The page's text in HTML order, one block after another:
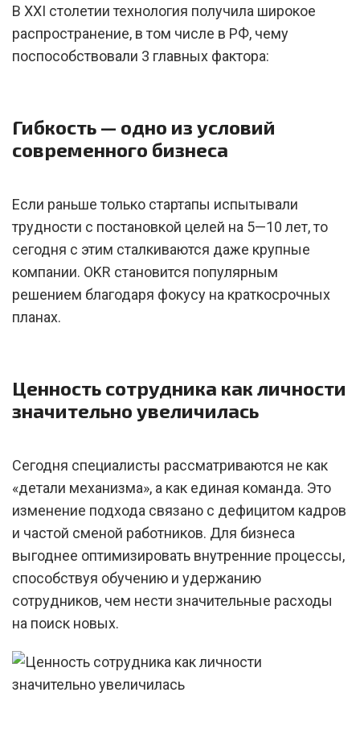
В XXI столетии технология получила широкое
распространение, в том числе в РФ, чему
поспособствовали 3 главных фактора:
Гибкость — одно из условий
современного бизнеса
Если раньше только стартапы испытывали
трудности с постановкой целей на 5—10 лет, то
сегодня с этим сталкиваются даже крупные
компании. OKR становится популярным
решением благодаря фокусу на краткосрочных
планах.
Ценность сотрудника как личности
значительно увеличилась
Сегодня специалисты рассматриваются не как
«детали механизма», а как единая команда. Это
изменение подхода связано с дефицитом кадров
и частой сменой работников. Для бизнеса
выгоднее оптимизировать внутренние процессы,
способствуя обучению и удержанию
сотрудников, чем нести значительные расходы
на поиск новых.